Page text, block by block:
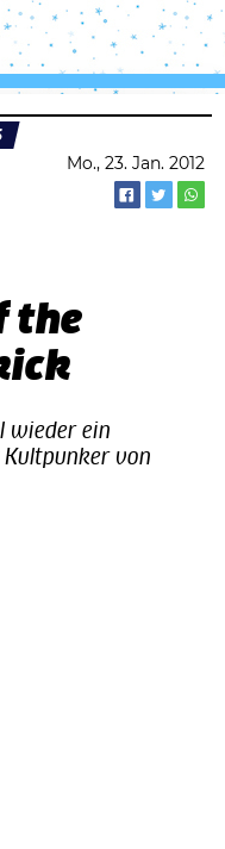
Mo., 23. Jan. 2012
the
Kultpunker von